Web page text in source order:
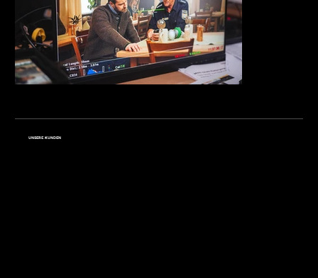
UNSERE KUNDEN